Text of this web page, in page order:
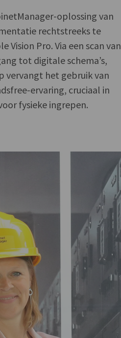
oplossing van
rechtstreeks te
Vision Pro. Via een scan van
tot digitale schema’s,
vervangt het gebruik van
ervaring, cruciaal in
fysieke ingrepen.